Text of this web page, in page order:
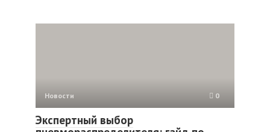
Новости 0
Экспертный выбор